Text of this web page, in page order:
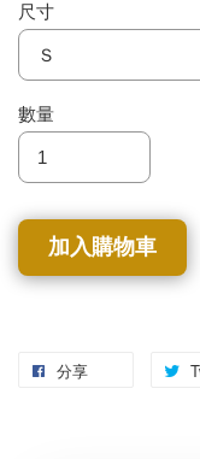
尺寸
數量
加入購物車
分享